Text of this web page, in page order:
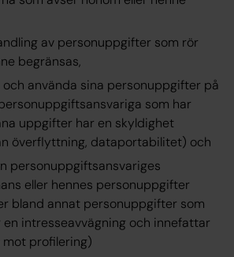
av personuppgifter som rör
begränsas,
använda sina personuppgifter på
som har
uppgifter har en skyldighet
överflyttning, dataportabilitet) och
personuppgiftsansvariges
eller hennes personuppgifter
bland annat personuppgifter som
intresseavvägning och innefattar
profilering)